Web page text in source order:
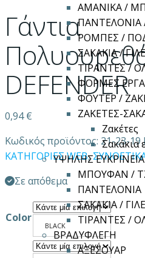
ΑΜΑΝΙΚΑ /
ΠΑΝΤΕΛΟΝΙΑ
ΡΟΜΠΕΣ /
ΣΑΚΑΚΙΑ /
ΤΙΡΑΝΤΕΣ /
ΦΟΡΜΕΣ
ΦΟΥΤΕΡ /
ΖΑΚΕΤΕΣ-
Ζακέτες
Σακάκια
ΥΨΗΛΗΣ
ΜΠΟΥΦΑΝ /
ΠΑΝΤΕΛΟΝΙΑ
ΣΑΚΑΚΙΑ /
ΤΙΡΑΝΤΕΣ /
ΒΡΑΔΥΦΛΕΓΗ
ΑΞΕΣΟΥΑΡ
Γάντια
DEFENDER
0,94€
Κωδικός προϊόντος: 21-23-19
ΚΑΤΗΓΟΡΙΕΣ WEB,
Σε απόθεμα
Color
BLACK